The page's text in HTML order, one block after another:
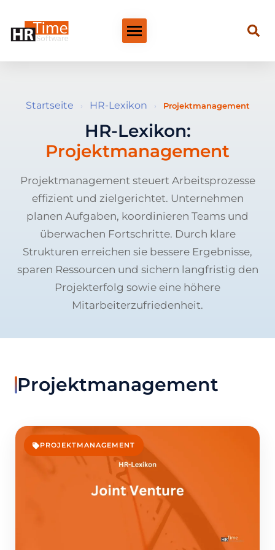
Startseite › HR-Lexikon › Projektmanagement
HR-Lexikon:
Projektmanagement
Projektmanagement steuert Arbeitsprozesse
effizient und zielgerichtet. Unternehmen
planen Aufgaben, koordinieren Teams und
überwachen Fortschritte. Durch klare
Strukturen erreichen sie bessere Ergebnisse,
sparen Ressourcen und sichern langfristig den
Projekterfolg sowie eine höhere
Mitarbeiterzufriedenheit.
Projektmanagement
PROJEKTMANAGEMENT